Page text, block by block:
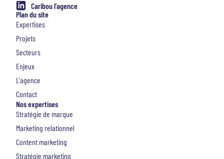
Caribou l'agence
Plan du site
Expertises
Projets
Secteurs
Enjeux
L'agence
Contact
Nos expertises
Stratégie de marque
Marketing relationnel
Content marketing
Stratégie marketing